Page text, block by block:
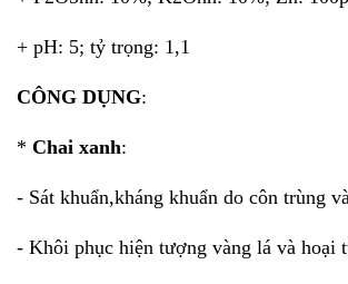
+ pH: 5; tỷ trọng: 1,1
CÔNG DỤNG:
* Chai xanh:
- Sát khuẩn,kháng khuẩn do côn trùng
- Khôi phục hiện tượng vàng lá và hoại